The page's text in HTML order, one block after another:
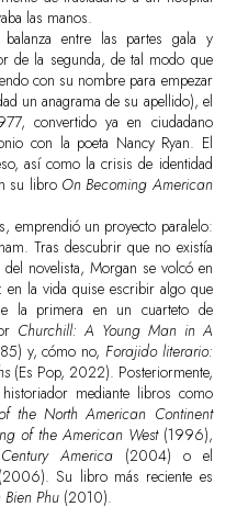
las manos.
entre las partes gala y
de la segunda, de tal modo que
con su nombre para empezar
un anagrama de su apellido), el
convertido ya en ciudadano
con la poeta Nancy Ryan. El
así como la crisis de identidad
su libro On Becoming American
emprendió un proyecto paralelo:
Tras descubrir que no existía
novelista, Morgan se volcó en
la vida quise escribir algo que
la primera en un cuarteto de
Churchill: A Young Man in A
y, cómo no, Forajido literario:
(Es Pop, 2022). Posteriormente,
mediante libros como
the North American Continent
of the American West(1996),
America(2004) o el
Su libro más reciente es
Phu (2010).